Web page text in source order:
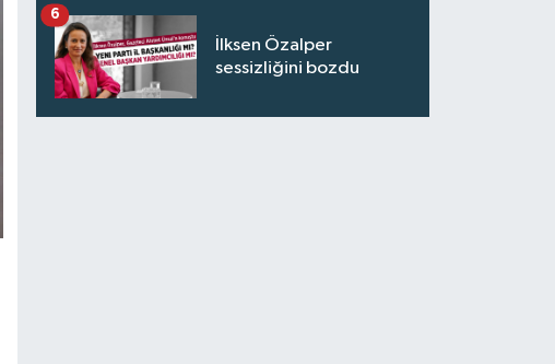
İlksen Özalper
sessizliğini bozdu
6